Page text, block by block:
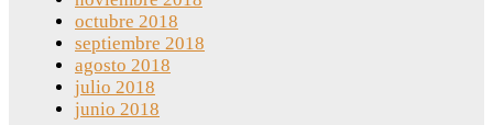
octubre 2018
septiembre 2018
agosto 2018
julio 2018
junio 2018